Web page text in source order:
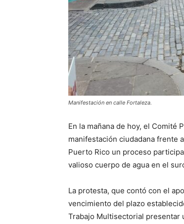
Manifestación en calle Fortaleza.
En la mañana de hoy, el Comité
manifestación ciudadana frente
Puerto Rico un proceso
valioso cuerpo de agua en el
La protesta, que contó con el
vencimiento del plazo
Trabajo Multisectorial presentar